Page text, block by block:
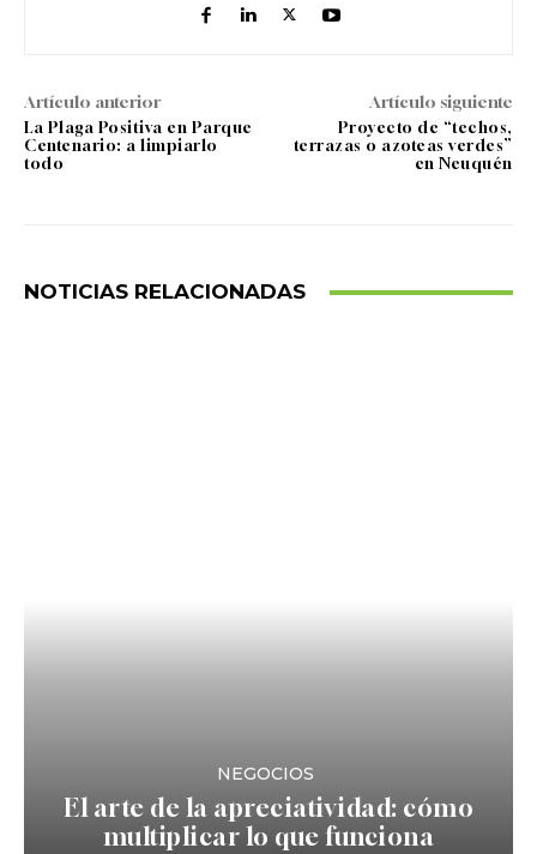
Artículo anterior
La Plaga Positiva en Parque
Centenario: a limpiarlo
todo
Artículo siguiente
Proyecto de “techos,
terrazas o azoteas verdes”
en Neuquén
NOTICIAS RELACIONADAS
NEGOCIOS
El arte de la apreciatividad: cómo
multiplicar lo que funciona